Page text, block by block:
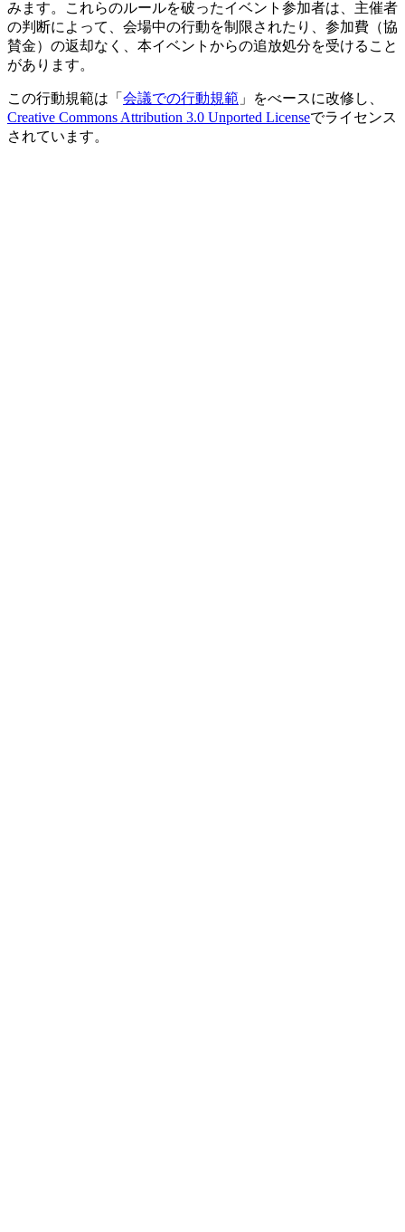
みます。これらのルールを破ったイベント参加者は、主催者
の判断によって、会場中の行動を制限されたり、参加費（協
賛金）の返却なく、本イベントからの追放処分を受けること
があります。
この行動規範は「 会議での行動規範 」をべースに改修し、
Creative Commons Attribution 3.0 Unported Licenseでライセンス
されています。